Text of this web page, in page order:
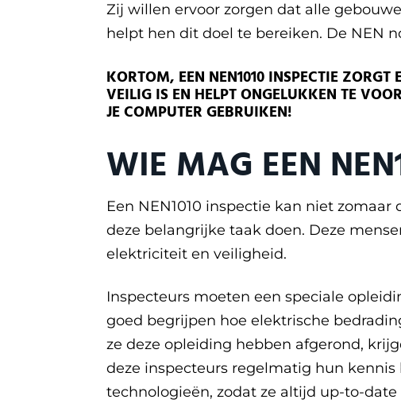
Zij willen ervoor zorgen dat alle
helpt hen dit doel te bereiken. De NEN
KORTOM, EEN NEN1010 INSPECTIE
VEILIG IS EN HELPT ONGELUKKEN TE
JE COMPUTER GEBRUIKEN!
WIE MAG EEN
Een NEN1010 inspectie kan niet
deze belangrijke taak doen. Deze
elektriciteit en veiligheid.
Inspecteurs moeten een speciale
goed begrijpen hoe elektrische
ze deze opleiding hebben afgerond,
deze inspecteurs regelmatig hun
technologieën, zodat ze altijd up-to-